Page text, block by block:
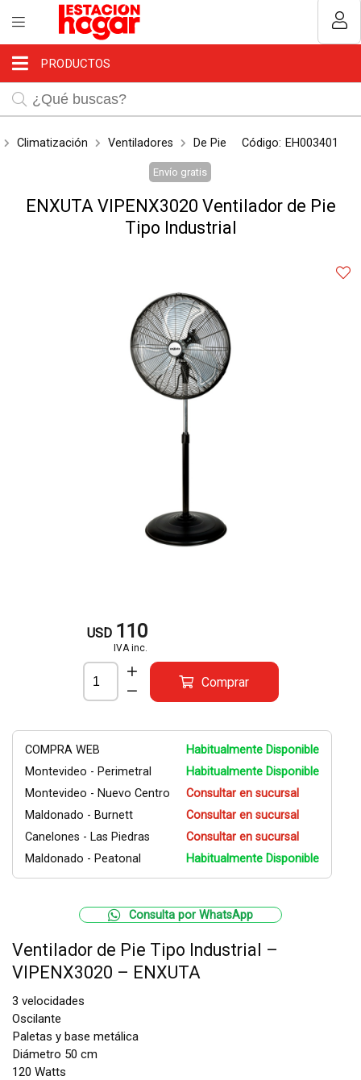
Compartir por email
Enviar
Recordar datos
Olvidé mi clave Registro
PRODUCTOS
Climatización Ventiladores De Pie Código: EH003401
Envío gratis
ENXUTA VIPENX3020 Ventilador de Pie
Tipo Industrial
USD 110
IVA inc.
Comprar
COMPRA WEB
Habitualmente Disponible
Montevideo - Perimetral
Habitualmente Disponible
Montevideo - Nuevo Centro
Consultar en sucursal
Maldonado - Burnett
Consultar en sucursal
Canelones - Las Piedras
Consultar en sucursal
Maldonado - Peatonal
Habitualmente Disponible
Consulta por WhatsApp
Ventilador de Pie Tipo Industrial –
VIPENX3020 – ENXUTA
3 velocidades
Oscilante
Paletas y base metálica
Diámetro 50 cm
120 Watts